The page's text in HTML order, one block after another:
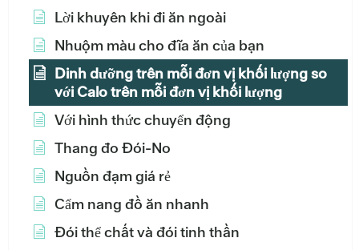
Lời khuyên khi đi ăn ngoài
Nhuộm màu cho đĩa ăn của bạn
Dinh dưỡng trên mỗi đơn vị khối lượng so
với Calo trên mỗi đơn vị khối lượng
Với hình thức chuyển động
Thang đo Đói-No
Nguồn đạm giá rẻ
Cẩm nang đồ ăn nhanh
Đói thể chất và đói tinh thần